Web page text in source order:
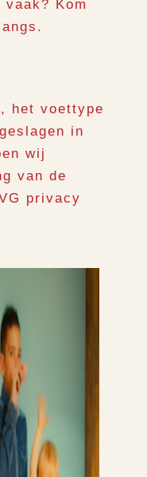
Kom
het voettype
in
wij
van de
privacy